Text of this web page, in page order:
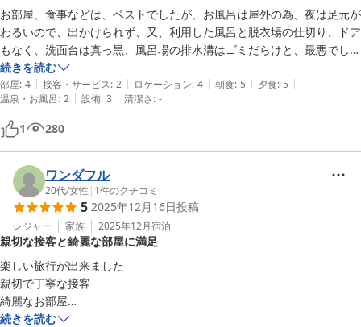
お部屋、食事などは、ベストでしたが、お風呂は屋外の為、夜は足元が
わるいので、出かけられず、又、利用した風呂と脱衣場の仕切り、ドア
もなく、洗面台は真っ黒、風呂場の排水溝はゴミだらけと、最悪でし
た。
露天風呂つきの部屋をたのんだのですが、岩ぶろというより、コンクリ
続きを読む
部屋: 4 | 接客・サービス: 2 | ロケーション: 4 | 朝食: 5 | 夕食: 5 |
温泉・お風呂: 2 | 設備: 3 | 清潔さ: -
1 280
ワンダフル
20代/女性 | 1件のクチコミ
5 2025年12月16日投稿
レジャー 家族 2025年12月宿泊
親切な接客と綺麗な部屋に満足
楽しい旅行が出来ました
親切で丁寧な接客
綺麗なお部屋
今回は朝食付きのプランでしたが
続きを読む